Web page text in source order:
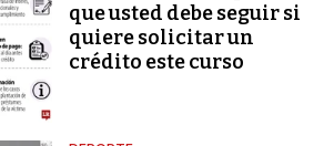
que usted debe seguir si
quiere solicitar un
crédito este curso